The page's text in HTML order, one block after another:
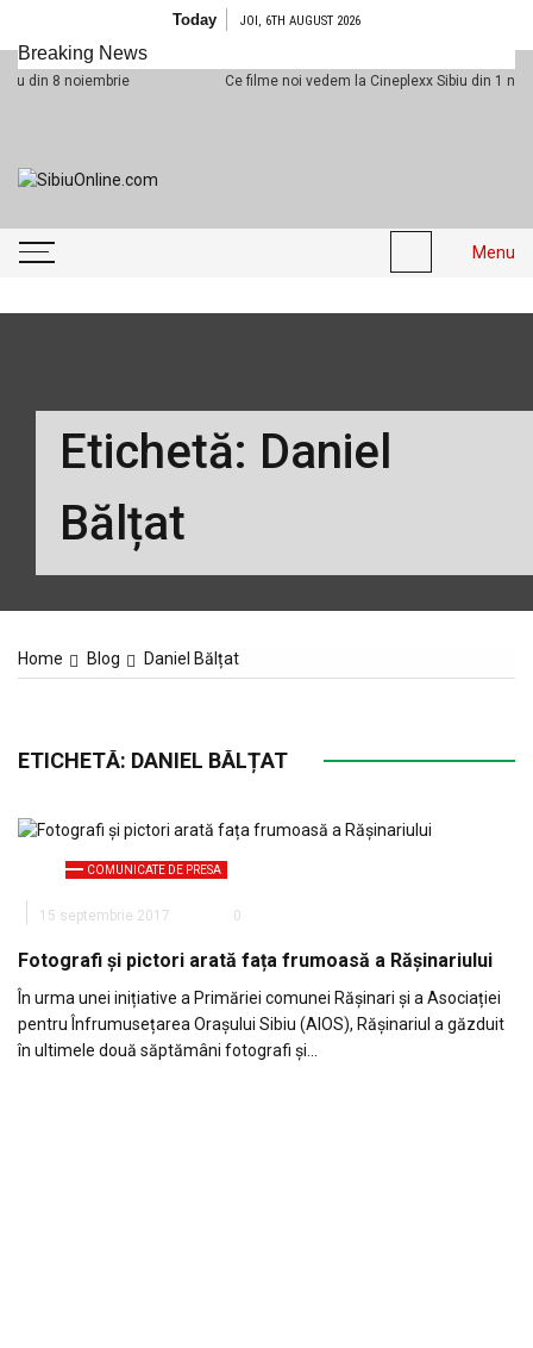
Today JOI, 6TH AUGUST 2026
Breaking News
8 noiembrie Ce filme noi vedem la Cineplexx Sibiu din 1 noiembrie
Sibiu!!!
Menu
Etichetă: Daniel
Bălțat
Home Blog Daniel Bălțat
ETICHETĂ: DANIEL BĂLȚAT
COMUNICATE DE PRESA
15 septembrie 2017 0
Fotografi și pictori arată fața frumoasă a Rășinariului
În urma unei inițiative a Primăriei comunei Rășinari și a Asociației
pentru Înfrumusețarea Orașului Sibiu (AIOS), Rășinariul a găzduit
în ultimele două săptămâni fotografi și…